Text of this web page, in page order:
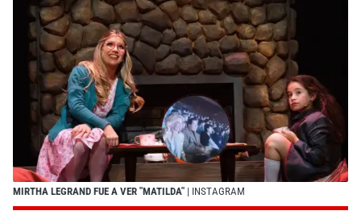
MIRTHA LEGRAND FUE A VER "MATILDA" | INSTAGRAM